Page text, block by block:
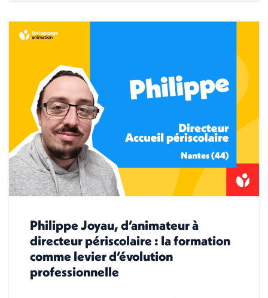
Philippe Joyau, d’animateur à
directeur périscolaire : la formation
comme levier d’évolution
professionnelle